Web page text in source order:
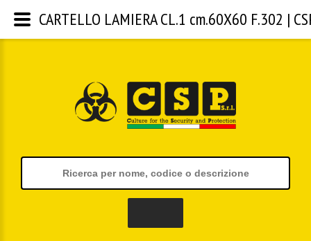
CARTELLO LAMIERA CL.1 cm.60X60 F.302 |